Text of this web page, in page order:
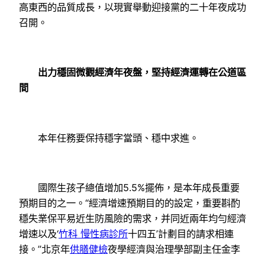
高東西的品質成長，以現實舉動迎接黨的二十年夜成功
召開。
出力穩固微觀經濟年夜盤，堅持經濟運轉在公道區
間
本年任務要保持穩字當頭、穩中求進。
國際生孩子總值增加5.5%擺佈，是本年成長重要
預期目的之一。“經濟增速預期目的的設定，重要斟酌
穩失業保平易近生防風險的需求，并同近兩年均勻經濟
增速以及‘竹科 慢性病診所十四五’計劃目的請求相連
接。”北京年供膳健檢夜學經濟與治理學部副主任金李